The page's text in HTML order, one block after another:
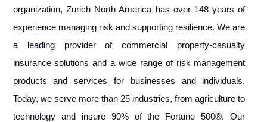
organization, Zurich North America has over 148 years of
experience managing risk and supporting resilience. We are
a leading provider of commercial property-casualty
insurance solutions and a wide range of risk management
products and services for businesses and individuals.
Today, we serve more than 25 industries, from agriculture to
technology and insure 90% of the Fortune 500®. Our